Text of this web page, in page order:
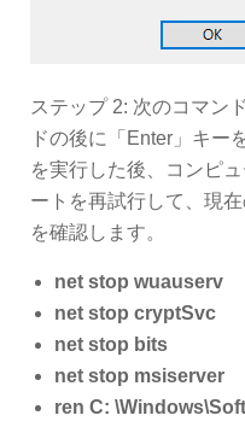
ステップ 2: 次のコマン
ドの後に「Enter」キー
を実行した後、コンピ
ートを再試行して、現
を確認します。
net stop wuauserv
net stop cryptSvc
net stop bits
net stop msiserver
ren C: